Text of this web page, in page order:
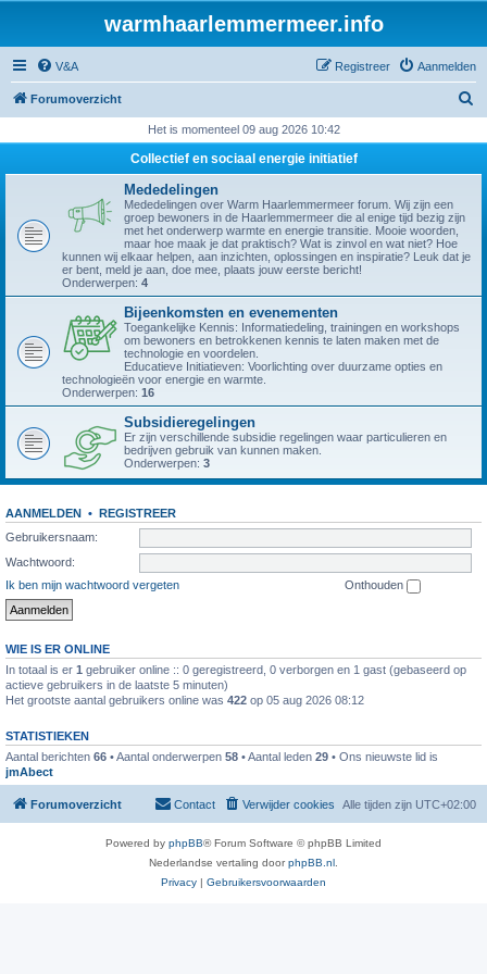
warmhaarlemmermeer.info
V&A Aanmelden
Registreer
Forumoverzicht
k
Het is momenteel 09 aug 2026 10:42
Collectief en sociaal energie initiatief
Mededelingen
Mededelingen over Warm Haarlemmermeer forum. Wij zijn een
groep bewoners in de Haarlemmermeer die al enige tijd bezig zijn
met het onderwerp warmte en energie transitie. Mooie woorden,
maar hoe maak je dat praktisch? Wat is zinvol en wat niet? Hoe
kunnen wij elkaar helpen, aan inzichten, oplossingen en inspiratie? Leuk dat je
er bent, meld je aan, doe mee, plaats jouw eerste bericht!
Onderwerpen: 4
Bijeenkomsten en evenementen
Toegankelijke Kennis: Informatiedeling, trainingen en workshops
om bewoners en betrokkenen kennis te laten maken met de
technologie en voordelen.
Educatieve Initiatieven: Voorlichting over duurzame opties en
technologieën voor energie en warmte.
Onderwerpen: 16
Subsidieregelingen
Er zijn verschillende subsidie regelingen waar particulieren en
bedrijven gebruik van kunnen maken.
Onderwerpen: 3
AANMELDEN • REGISTREER
Gebruikersnaam:
Wachtwoord:
Ik ben mijn wachtwoord vergeten
Onthouden
WIE IS ER ONLINE
In totaal is er 1 gebruiker online :: 0 geregistreerd, 0 verborgen en 1 gast (gebaseerd op
actieve gebruikers in de laatste 5 minuten)
Het grootste aantal gebruikers online was 422 op 05 aug 2026 08:12
STATISTIEKEN
Aantal berichten 66 • Aantal onderwerpen 58 • Aantal leden 29 • Ons nieuwste lid is
jmAbect
Forumoverzicht Alle tijden zijn UTC+02:00
Verwijder cookies
Contact
Powered by phpBB® Forum Software © phpBB Limited
Nederlandse vertaling doorphpBB.nl
Privacy | Gebruikersvoorwaarden